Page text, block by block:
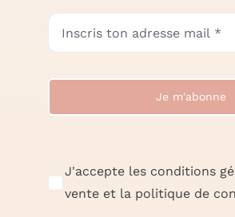
Je m'abonne
J'accepte les conditions
vente et la politique de